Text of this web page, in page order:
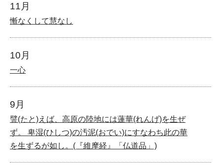
11月
慚なくして慧なし
10月
一心
9月
譬(たと)えば、高原の陸地には蓮華(れんげ)を生ぜ
ず。 卑湿(ひしつ)の汚泥(おでい)にすなわち此の華
を生ずるが如し。(『維摩経』「仏道品」)